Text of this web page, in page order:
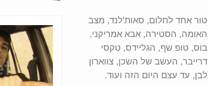
טור אחד לחלום, סאות'לנד, מצב
האומה, הסטירה, אבא אמריקני,
בוס, טופ שף, הגליידס, טקסי
דרייבר, העשב של השכן, צווארון
לבן, עד עצם היום הזה ועוד.